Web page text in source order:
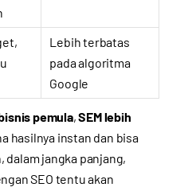
Lebih terbatas
pada algoritma
Google
pemula,SEM lebih
hasilnya instan dan bisa
dalam jangka panjang,
SEO tentu akan